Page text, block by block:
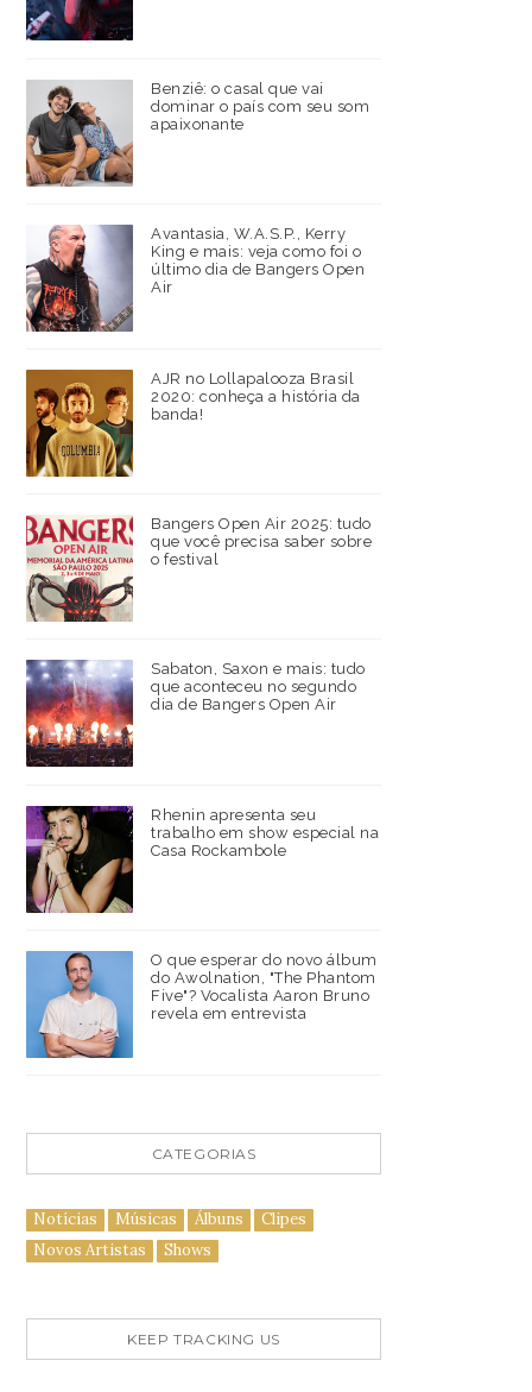
Benziê: o casal que vai
dominar o país com seu som
apaixonante
Avantasia, W.A.S.P., Kerry
King e mais: veja como foi o
último dia de Bangers Open
Air
AJR no Lollapalooza Brasil
2020: conheça a história da
banda!
Bangers Open Air 2025: tudo
que você precisa saber sobre
o festival
Sabaton, Saxon e mais: tudo
que aconteceu no segundo
dia de Bangers Open Air
Rhenin apresenta seu
trabalho em show especial na
Casa Rockambole
O que esperar do novo álbum
do Awolnation, "The Phantom
Five"? Vocalista Aaron Bruno
revela em entrevista
CATEGORIAS
Notícias Músicas Álbuns
Clipes
Novos Artistas
Shows
KEEP TRACKING US